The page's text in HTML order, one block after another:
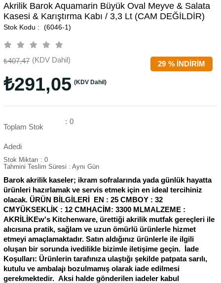
Akrilik Barok Aquamarin Büyük Oval Meyve & Salata
Kasesi & Karıştırma Kabı / 3,3 Lt (CAM DEĞİLDİR)
(6046-1)
%
29 İNDIRIM
₺407,47 (KDV Dahil)
₺291,05 (KDV Dahil)
Toplam Stok
Adedi
: 0
Stok Miktarı : 0
Tahmini Teslim Süresi : Aynı Gün
Barok akrilik kaseler; ikram sofralarında yada günlük hayatta
ürünleri hazırlamak ve servis etmek için en ideal tercihiniz
olacak. ÜRÜN BİLGİLERİ EN : 25 CMBOY : 32
CMYÜKSEKLİK : 12 CMHACİM: 3300 MLMALZEME :
AKRİLİKEw's Kitchenware, ürettiği akrilik mutfak gereçleri ile
alıcısına pratik, sağlam ve uzun ömürlü ürünlerle hizmet
etmeyi amaçlamaktadır. Satın aldığınız ürünlerle ile ilgili
oluşan bir sorunda ivedilikle bizimle iletişime geçin. İade
Koşulları: Ürünlerin tarafınıza ulaştığı şekilde patpata sarılı,
kutulu ve ambalajı bozulmamış olarak iade edilmesi
gerekmektedir. Aksi halde gönderilen iadeler kabul